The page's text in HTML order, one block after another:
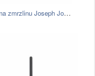
Lyžica na zmrzlinu Joseph Joseph Dimple